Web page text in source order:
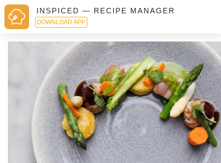
INSPICED — RECIPE MANAGER
DOWNLOAD APP